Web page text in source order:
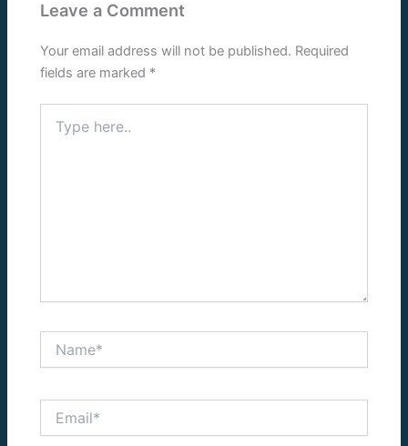
Leave a Comment
Your email address will not be published. Required
fields are marked *
here..